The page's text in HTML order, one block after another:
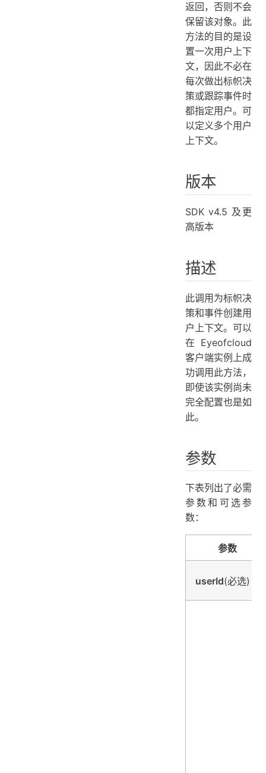
返回，否则不会
保留该对象。此
方法的目的是设
置一次用户上下
文，因此不必在
每次做出标帜决
策或跟踪事件时
都指定用户。可
以定义多个用户
上下文。
版本
SDK v4.5 及更
高版本
描述
此调用为标帜决
策和事件创建用
户上下文。可以
在 Eyeofcloud
客户端实例上成
功调用此方法，
即使该实例尚未
完全配置也是如
此。
参数
下表列出了必需
参数和可选参
数：
参数
userId(必选)